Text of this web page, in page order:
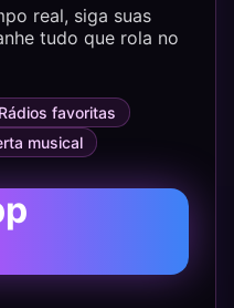
real, siga suas
tudo que rola no
Rádios favoritas
musical